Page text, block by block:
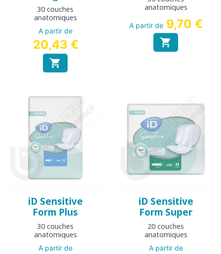
30 couches
anatomiques
A partir de
20,43 €

anatomiques
A partir de 9,70 €

iD Sensitive
Form Plus
30 couches
anatomiques
A partir de
iD Sensitive
Form Super
20 couches
anatomiques
A partir de